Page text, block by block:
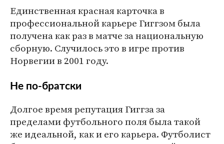
Единственная красная карточка в
профессиональной карьере Гиггзом была
получена как раз в матче за национальную
сборную. Случилось это в игре против
Норвегии в 2001 году.
Не по-братски
Долгое время репутация Гиггза за
пределами футбольного поля была такой
же идеальной, как и его карьера. Футболист